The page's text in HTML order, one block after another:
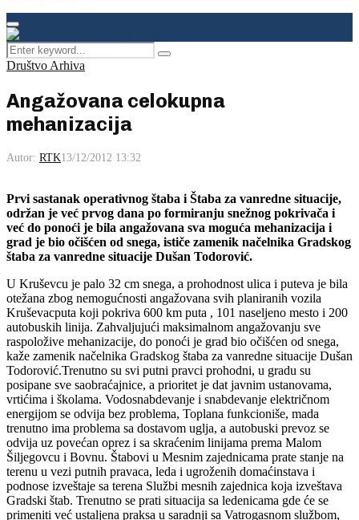
Facebook
Instagram
Youtube
Primary
Menu
Search
for:
Pretraga
Društvo Arhiva
Angažovana celokupna
mehanizacija
Autor: RTK13/12/2012 13:32
Prvi sastanak operativnog štaba i Štaba za vanredne situacije,
održan je već prvog dana po formiranju snežnog pokrivača i
već do ponoći je bila angažovana sva moguća mehanizacija i
grad je bio očišćen od snega, ističe zamenik načelnika Gradskog
štaba za vanredne situacije Dušan Todorović.
U Kruševcu je palo 32 cm snega, a prohodnost ulica i puteva je bila
otežana zbog nemogućnosti angažovana svih planiranih vozila
Kruševacputa koji pokriva 600 km puta , 101 naseljeno mesto i 200
autobuskih linija. Zahvaljujući maksimalnom angažovanju sve
raspoložive mehanizacije, do ponoći je grad bio očišćen od snega,
kaže zamenik načelnika Gradskog štaba za vanredne situacije Dušan
Todorović.Trenutno su svi putni pravci prohodni, u gradu su
posipane sve saobraćajnice, a prioritet je dat javnim ustanovama,
vrtićima i školama. Vodosnabdevanje i snabdevanje električnom
energijom se odvija bez problema, Toplana funkcioniše, mada
trenutno ima problema sa dostavom uglja, a autobuski prevoz se
odvija uz povećan oprez i sa skraćenim linijama prema Malom
Šiljegovcu i Bovnu. Štabovi u Mesnim zajednicama prate stanje na
terenu u vezi putnih pravaca, leda i ugroženih domaćinstava i
podnose izveštaje sa terena Službi mesnih zajednica koja izveštava
Gradski štab. Trenutno se prati situacija sa ledenicama gde će se
primeniti već ustaljena praksa u saradnji sa Vatrogasnom službom,